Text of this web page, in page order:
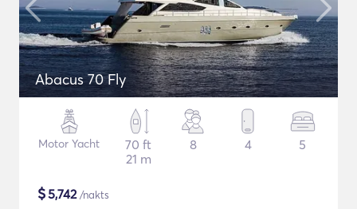
Abacus 70 Fly
Motor Yacht
70 ft
21 m
8 4 5
$5,742/nakts